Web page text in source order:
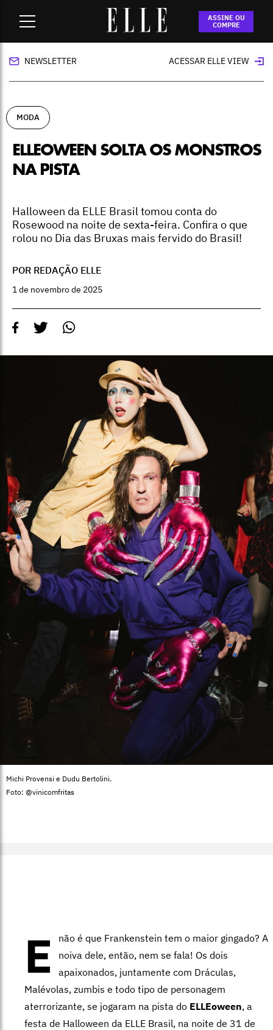
ASSINE OU
COMPRE
ELLEoween solta os monstros na pista
NEWSLETTER ACESSAR ELLE VIEW
MODA
ELLEOWEEN SOLTA OS MONSTROS
NA PISTA
Halloween da ELLE Brasil tomou conta do
Rosewood na noite de sexta-feira. Confira o que
rolou no Dia das Bruxas mais fervido do Brasil!
POR REDAÇÃO ELLE
1 de novembro de 2025
Michi Provensi e Dudu Bertolini.
Foto: @vinicomfritas
E
não é que Frankenstein tem o maior gingado? A
noiva dele, então, nem se fala! Os dois
apaixonados, juntamente com Dráculas,
Malévolas, zumbis e todo tipo de personagem
aterrorizante, se jogaram na pista do ELLEoween, a
festa de Halloween da ELLE Brasil, na noite de 31 de